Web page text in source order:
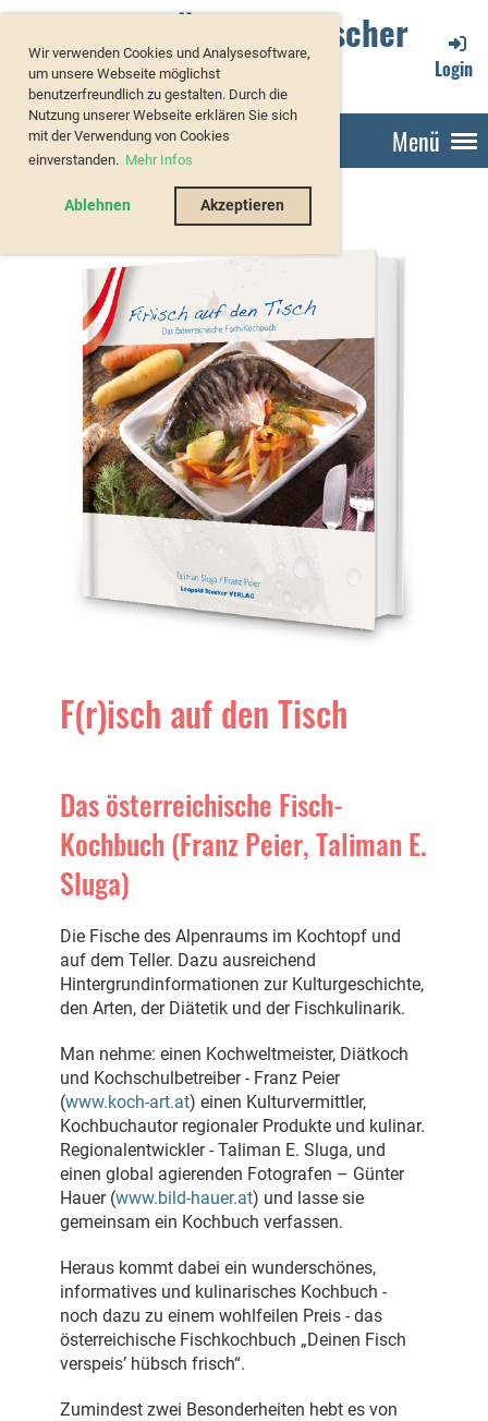
Wir verwenden Cookies und Analysesoftware,
um unsere Webseite möglichst
benutzerfreundlich zu gestalten. Durch die
Nutzung unserer Webseite erklären Sie sich
mit der Verwendung von Cookies
einverstanden. Mehr Infos
Ablehnen Akzeptieren
Verband Österreichischer
Forellenzüchter
Login
Menü
F(r)isch auf den Tisch
Das österreichische Fisch-
Kochbuch (Franz Peier, Taliman E.
Sluga)
Die Fische des Alpenraums im Kochtopf und
auf dem Teller. Dazu ausreichend
Hintergrundinformationen zur Kulturgeschichte,
den Arten, der Diätetik und der Fischkulinarik.
Man nehme: einen Kochweltmeister, Diätkoch
und Kochschulbetreiber - Franz Peier
(www.koch-art.at) einen Kulturvermittler,
Kochbuchautor regionaler Produkte und kulinar.
Regionalentwickler - Taliman E. Sluga, und
einen global agierenden Fotografen – Günter
Hauer (www.bild-hauer.at) und lasse sie
gemeinsam ein Kochbuch verfassen.
Heraus kommt dabei ein wunderschönes,
informatives und kulinarisches Kochbuch -
noch dazu zu einem wohlfeilen Preis - das
österreichische Fischkochbuch „Deinen Fisch
verspeis’ hübsch frisch“.
Zumindest zwei Besonderheiten hebt es von